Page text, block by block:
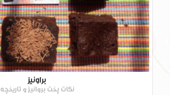
براونیز
نکات پخت بروانیز و تاریخچه